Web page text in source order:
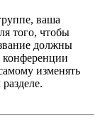
ваша
того, чтобы
должны
изменять